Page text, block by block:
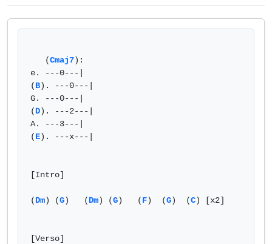
   (
Cmaj7):
e. ---0---|
(B). ---0---|
G. ---0---|
(D). ---2---|
A. ---3---|
(E). ---x---|
[Intro]
(Dm) (G)   (Dm) (G)   (F)  (G)  (C) [x2]
[Verso]